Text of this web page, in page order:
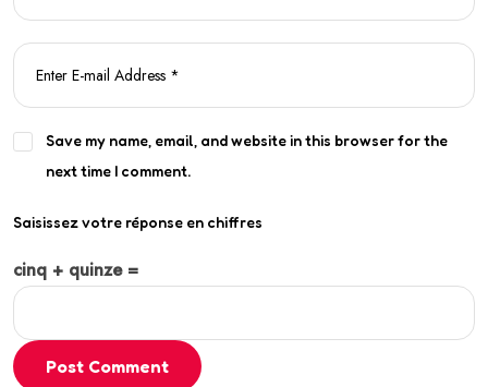
Save my name, email, and website in this browser for the
next time I comment.
Saisissez votre réponse en chiffres
cinq + quinze =
Post Comment